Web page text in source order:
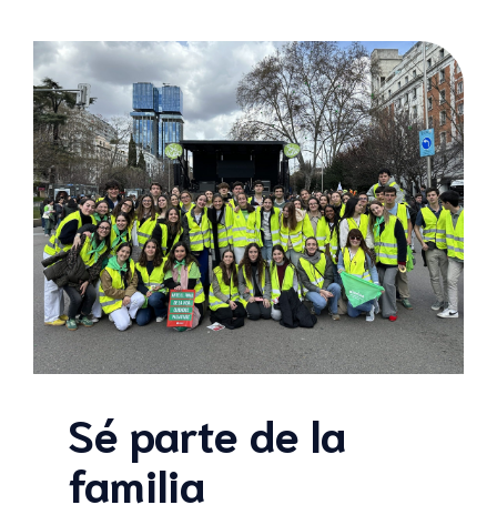
Sé parte de la
familia